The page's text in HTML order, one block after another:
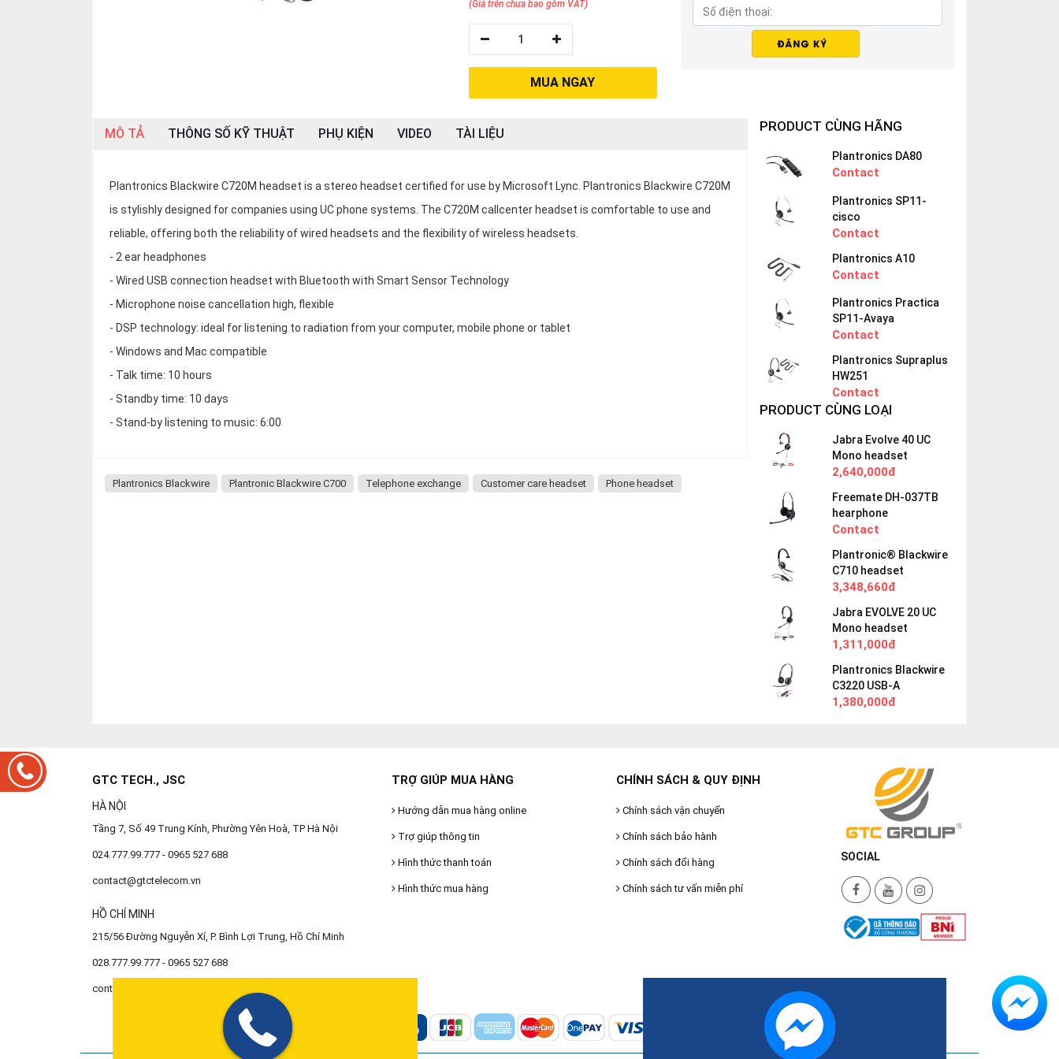
(Giá trên chưa bao gồm VAT)
1
MUA NGAY
MÔ TẢ THÔNG SỐ KỸ THUẬT PHỤ KIỆN VIDEO TÀI LIỆU
Plantronics Blackwire C720M headset is a stereo headset certified for use by Microsoft Lync. Plantronics Blackwire C720M
is stylishly designed for companies using UC phone systems. The C720M callcenter headset is comfortable to use and
reliable, offering both the reliability of wired headsets and the flexibility of wireless headsets.
- 2 ear headphones
- Wired USB connection headset with Bluetooth with Smart Sensor Technology
- Microphone noise cancellation high, flexible
- DSP technology: ideal for listening to radiation from your computer, mobile phone or tablet
- Windows and Mac compatible
- Talk time: 10 hours
- Standby time: 10 days
- Stand-by listening to music: 6:00
Plantronics Blackwire Plantronic Blackwire C700 Telephone exchange Customer care headset Phone headset
PRODUCT CÙNG HÃNG
Plantronics DA80
Contact
Plantronics SP11-
cisco
Contact
Plantronics A10
Contact
Plantronics Practica
SP11-Avaya
Contact
Plantronics Supraplus
HW251
Contact
PRODUCT CÙNG LOẠI
Jabra Evolve 40 UC
Mono headset
2,640,000đ
Freemate DH-037TB
hearphone
Contact
Plantronic® Blackwire
C710 headset
3,348,660đ
Jabra EVOLVE 20 UC
Mono headset
1,311,000đ
Plantronics Blackwire
C3220 USB-A
1,380,000đ
GTC TECH., JSC
HÀ NỘI
Tầng 7, Số 49 Trung Kính, Phường Yên Hoà, TP Hà Nội
024.777.99.777 - 0965 527 688
contact@gtctelecom.vn
HỒ CHÍ MINH
215/56 Đường Nguyễn Xí, P. Bình Lợi Trung, Hồ Chí Minh
028.777.99.777 - 0965 527 688
contact@gtctelecom.vn
TRỢ GIÚP MUA HÀNG
Hướng dẫn mua hàng online
Trợ giúp thông tin
Hình thức thanh toán
Hình thức mua hàng
CHÍNH SÁCH & QUY ĐỊNH
Chính sách vận chuyển
Chính sách bảo hành
Chính sách đổi hàng
Chính sách tư vấn miễn phí
SOCIAL